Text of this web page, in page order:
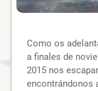
Como os
a finales de
2015 nos
encontrándonos